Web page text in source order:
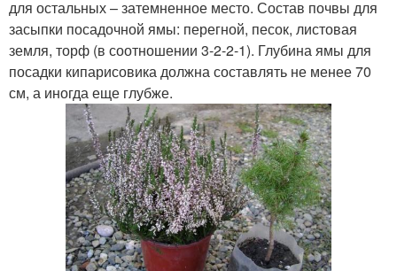
для остальных – затемненное место. Состав почвы для
засыпки посадочной ямы: перегной, песок, листовая
земля, торф (в соотношении 3-2-2-1). Глубина ямы для
посадки кипарисовика должна составлять не менее 70
см, а иногда еще глубже.